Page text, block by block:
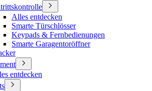
Alles entdecken
Smarte Türschlösser
Keypads & Fernbedienungen
Smarte Garagentoröffner
entdecken